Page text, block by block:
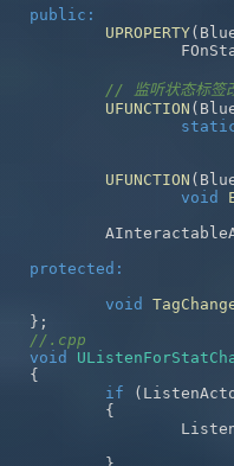
public :
UPROPERTY(
// 监听状态标签
UFUNCTION (
UFUNCTION (
void
protected :
void
} ;
//.cpp
void
{
if
(
{